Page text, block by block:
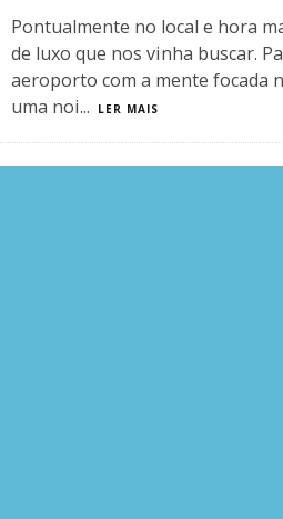
Pontualmente no local e hora
de luxo que nos vinha buscar.
aeroporto com a mente focada
uma noi... LER MAIS